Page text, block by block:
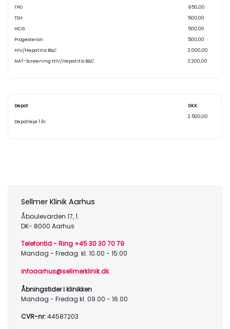
TPO
950,00
TSH
500,00
HCG
500,00
Progesteron
500,00
HIV/Hepatitis B&C
2.000,00
NAT-Screening HIV/Hepatitis B&C
2.200,00
Depot DKK
Depotleje 1 år
2.500,00
Sellmer Klinik Aarhus
Åboulevarden 17, 1.
DK- 8000 Aarhus
Telefontid - Ring +45 30 30 70 79
Mandag - Fredag: kl. 10.00 - 15:00
infoaarhus@sellmerklinik.dk
Åbningstider i klinikken
Mandag - Fredag kl. 09.00 - 16.00
CVR-nr:44587203